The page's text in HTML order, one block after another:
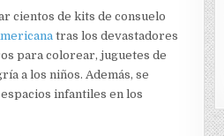
cientos de kits de consuelo
tras los devastadores
para colorear, juguetes de
a los niños. Además, se
infantiles en los